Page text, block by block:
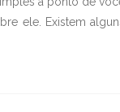
ele. Existem